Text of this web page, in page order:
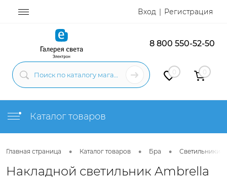
Вход Регистрация
8 800 550-52-50
0 0
Каталог товаров
Главная страница • Каталог товаров • Бра • Светильники
Накладной светильник Ambrella